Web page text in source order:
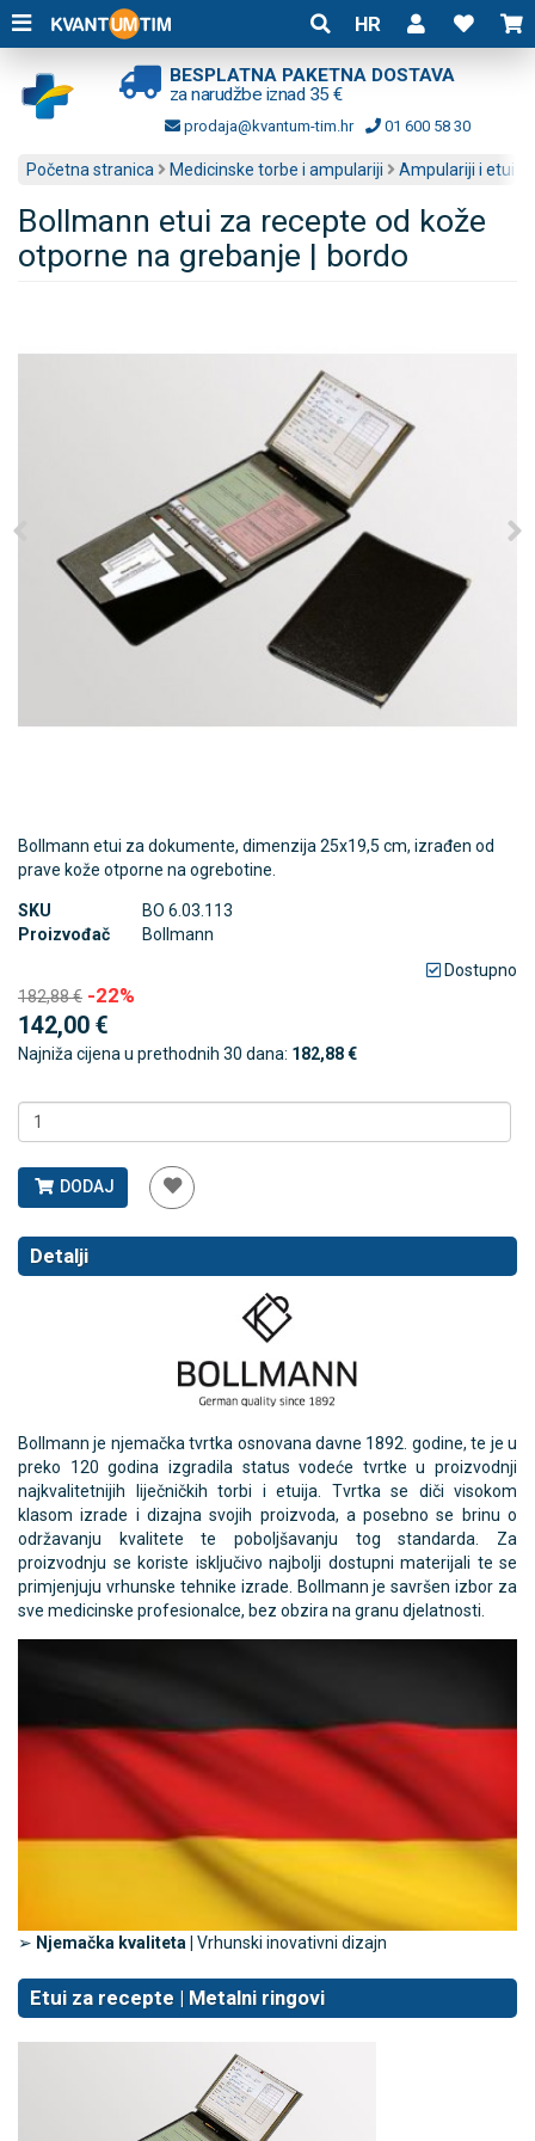
HR
BESPLATNA PAKETNA DOSTAVA
za narudžbe iznad 35 €
prodaja@kvantum-tim.hr 01 600 58 30
Početna stranica Medicinske torbe i ampulariji Ampulariji i etui
Bollmann etui za recepte od kože
otporne na grebanje | bordo
Bollmann etui za dokumente, dimenzija 25x19,5 cm, izrađen od
prave kože otporne na ogrebotine.
SKU
BO 6.03.113
Proizvođač
Bollmann
182,88 € -22%
142,00 €
Dostupno
Najniža cijena u prethodnih 30 dana: 182,88 €
DODAJ
Detalji
Bollmann je njemačka tvrtka osnovana davne 1892. godine, te je u
preko 120 godina izgradila status vodeće tvrtke u proizvodnji
najkvalitetnijih liječničkih torbi i etuija. Tvrtka se diči visokom
klasom izrade i dizajna svojih proizvoda, a posebno se brinu o
održavanju kvalitete te poboljšavanju tog standarda. Za
proizvodnju se koriste isključivo najbolji dostupni materijali te se
primjenjuju vrhunske tehnike izrade. Bollmann je savršen izbor za
sve medicinske profesionalce, bez obzira na granu djelatnosti.
➢ Njemačka kvaliteta | Vrhunski inovativni dizajn
Etui za recepte | Metalni ringovi